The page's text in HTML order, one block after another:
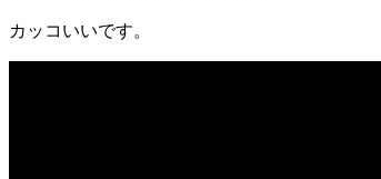
カッコいいです。